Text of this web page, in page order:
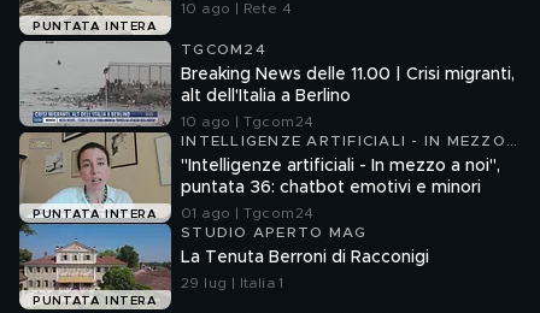
PUNTATA INTERA
10 ago | Rete 4
TGCOM24
Breaking News delle 11.00 | Crisi migranti,
alt dell'Italia a Berlino
10 ago | Tgcom24
PUNTATA INTERA
INTELLIGENZE ARTIFICIALI - IN MEZZO
A NOI
"Intelligenze artificiali - In mezzo a noi",
puntata 36: chatbot emotivi e minori
01 ago | Tgcom24
PUNTATA INTERA
STUDIO APERTO MAG
La Tenuta Berroni di Racconigi
29 lug | Italia 1